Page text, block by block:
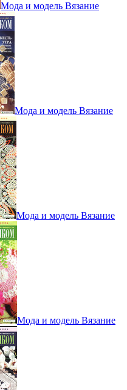
Мода и модель Вязание
Мода и модель Вязание
Мода и модель Вязание
Мода и модель Вязание